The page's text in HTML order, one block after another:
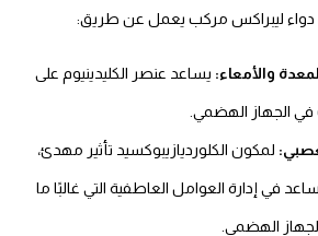
دواء ليبراكس مركب يعمل عن طريق:
والأمعاء: يساعد عنصر الكليدينيوم على
في الجهاز الهضمي.
لمكون الكلورديازيبوكسيد تأثير مهدئ،
في إدارة العوامل العاطفية التي غالبًا ما
الهضمي.